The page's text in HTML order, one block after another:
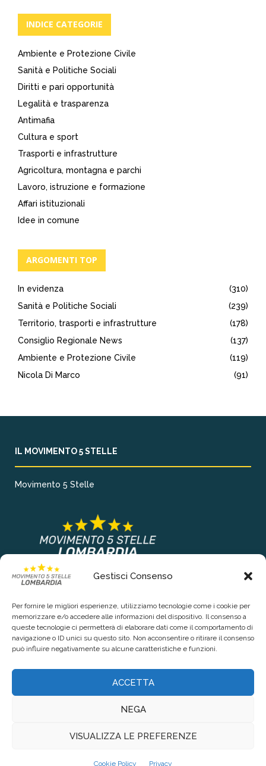
Gestisci Consenso
Per fornire le migliori esperienze, utilizziamo tecnologie come i cookie per
memorizzare e/o accedere alle informazioni del dispositivo. Il consenso a
queste tecnologie ci permetterà di elaborare dati come il comportamento di
navigazione o ID unici su questo sito. Non acconsentire o ritirare il consenso
può influire negativamente su alcune caratteristiche e funzioni.
ACCETTA
NEGA
VISUALIZZA LE PREFERENZE
Cookie Policy Privacy
INDICE CATEGORIE
Ambiente e Protezione Civile
Sanità e Politiche Sociali
Diritti e pari opportunità
Legalità e trasparenza
Antimafia
Cultura e sport
Trasporti e infrastrutture
Agricoltura, montagna e parchi
Lavoro, istruzione e formazione
Affari istituzionali
Idee in comune
ARGOMENTI TOP
In evidenza
(310)
Sanità e Politiche Sociali
(239)
Territorio, trasporti e infrastrutture
(178)
Consiglio Regionale News
(137)
Ambiente e Protezione Civile
(119)
Nicola Di Marco
(91)
IL MOVIMENTO 5 STELLE
Movimento 5 Stelle
COLLEGAMENTI PRINCIPALI
Contattaci
Privacy Policy